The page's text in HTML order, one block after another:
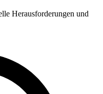
Herausforderungen und